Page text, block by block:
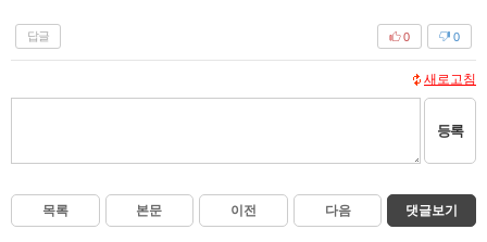
답글 0
0
새로고침
등록
목록 본문 이전 다음 댓글보기